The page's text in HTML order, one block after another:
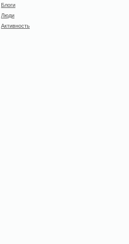
Блоги
Люди
Активность